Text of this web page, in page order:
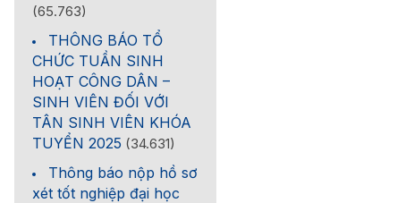
(65.763)
THÔNG BÁO TỔ
CHỨC TUẦN SINH
HOẠT CÔNG DÂN –
SINH VIÊN ĐỐI VỚI
TÂN SINH VIÊN KHÓA
TUYỂN 2025 (34.631)
Thông báo nộp hồ sơ
xét tốt nghiệp đại học